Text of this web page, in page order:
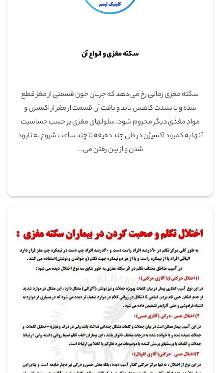
سکته مغزی و انواع آن
سکته مغزی زمانی رخ می دهد که جریان خون قسمتی از مغز قطع
شده و یا بشدت کاهش یابد و بافت آن قسمت از مغز از اکسیژن و
مواد مغذی دیگر محروم شود. سلولهای مغزی بر حسب حساسیت
آنها به کمبود اکسیژن در طی چند دقیقه تا چند ساعت شروع به نابود
شدن و از بین رفتن می...